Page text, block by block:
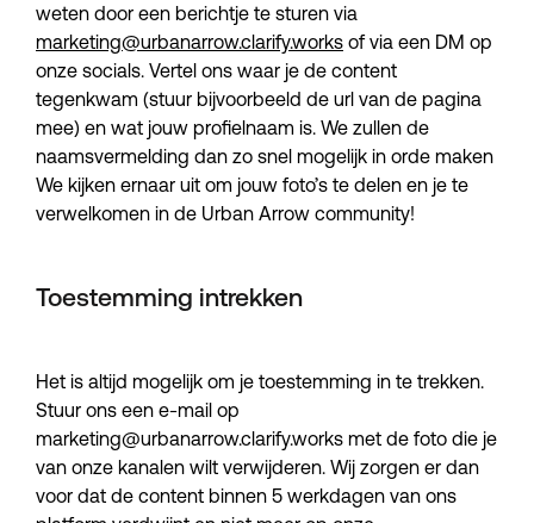
weten door een berichtje te sturen via
marketing@urbanarrow.clarify.works of via een DM op
onze socials. Vertel ons waar je de content
tegenkwam (stuur bijvoorbeeld de url van de pagina
mee) en wat jouw profielnaam is. We zullen de
naamsvermelding dan zo snel mogelijk in orde maken
We kijken ernaar uit om jouw foto’s te delen en je te
verwelkomen in de Urban Arrow community!
Toestemming intrekken
Het is altijd mogelijk om je toestemming in te trekken.
Stuur ons een e-mail op
marketing@urbanarrow.clarify.works met de foto die je
van onze kanalen wilt verwijderen. Wij zorgen er dan
voor dat de content binnen 5 werkdagen van ons